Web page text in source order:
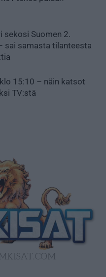
sekosi Suomen 2.
sai samasta tilanteesta
15:10 – näin katsot
TV:stä